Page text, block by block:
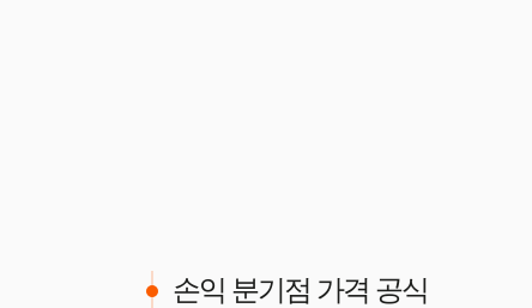
손익 분기점 가격 공식